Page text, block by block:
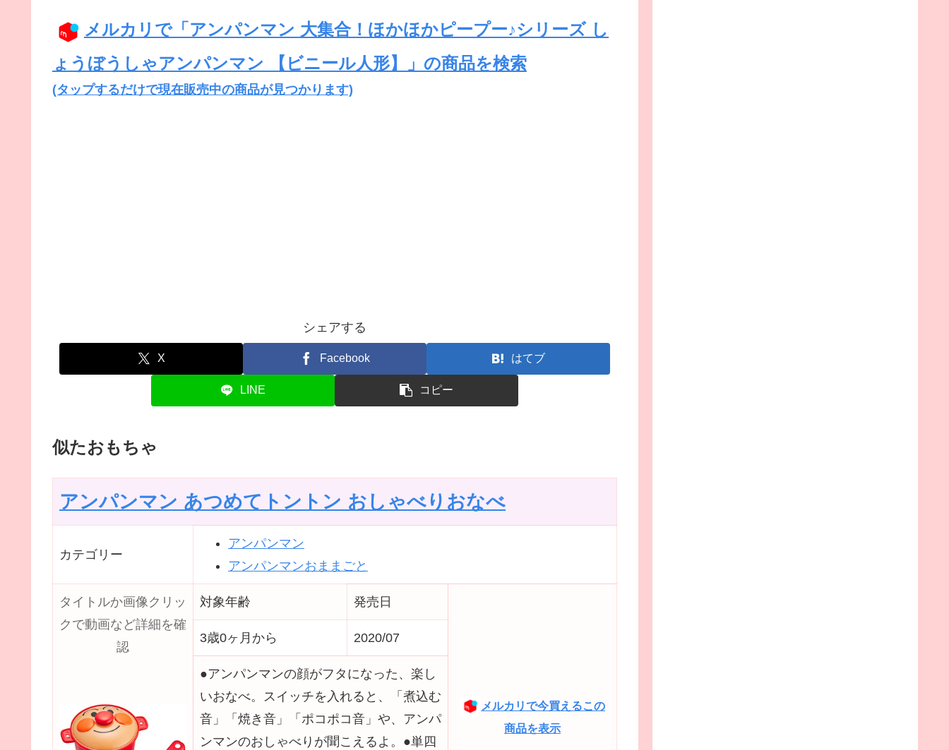
メルカリで「アンパンマン 大集合！ほかほかピープー♪シリーズ し
ょうぼうしゃアンパンマン 【ビニール人形】」の商品を検索
(タップするだけで現在販売中の商品が見つかります)
シェアする
X Facebook はてブ
LINE コピー
似たおもちゃ
アンパンマン あつめてトントン おしゃべりおなべ
カテゴリー
アンパンマン
アンパンマンおままごと
タイトルか画像クリッ
クで動画など詳細を確
認
対象年齢 発売日
メルカリで今買えるこの
商品を表示
3歳0ヶ月から 2020/07
●アンパンマンの顔がフタになった、楽し
いおなべ。スイッチを入れると、「煮込む
音」「焼き音」「ポコポコ音」や、アンパ
ンマンのおしゃべりが聞こえるよ。●単四